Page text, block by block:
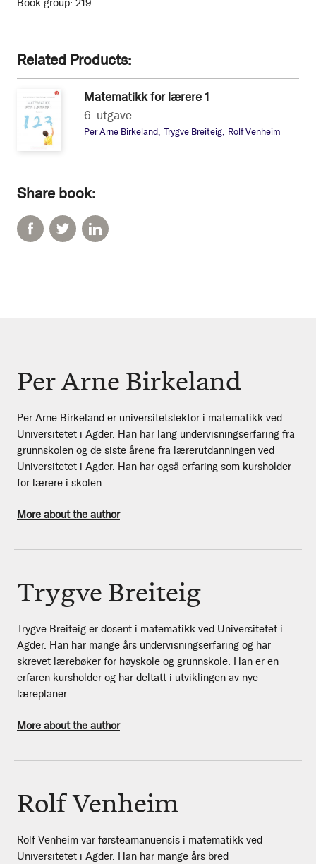
Related Products
Matematikk for lærere 1
6. utgave
Per Arne Birkeland Trygve Breiteig Rolf Venheim
NOK 649
Share book:
Book group: 219
Per Arne Birkeland
Per Arne Birkeland er universitetslektor i matematikk ved
Universitetet i Agder. Han har lang undervisningserfaring fra
grunnskolen og de siste årene fra lærerutdanningen ved
Universitetet i Agder. Han har også erfaring som kursholder
for lærere i skolen.
More about the author
Trygve Breiteig
Trygve Breiteig er dosent i matematikk ved Universitetet i
Agder. Han har mange års undervisningserfaring og har
skrevet lærebøker for høyskole og grunnskole. Han er en
erfaren kursholder og har deltatt i utviklingen av nye
læreplaner.
More about the author
Rolf Venheim
Rolf Venheim var førsteamanuensis i matematikk ved
Universitetet i Agder. Han har mange års bred